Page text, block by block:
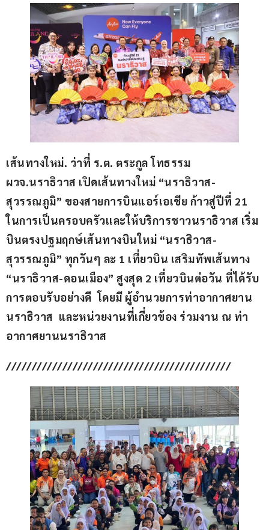
เส้นทางใหม่. ว่าที่ ร.ต. ตระกูล โทธรรม
ผวจ.นราธิวาส เปิดเส้นทางใหม่ “นราธิวาส-
สุวรรณภูมิ” ของสายการบินแอร์เอเชีย ก้าวสู่ปีที่ 21
ในการเป็นครอบครัวเเละให้บริการชาวนราธิวาส เริ่ม
บินตรงปฐมฤกษ์เส้นทางบินใหม่ “นราธิวาส-
สุวรรณภูมิ” ทุกวันๆ ละ 1 เที่ยวบิน เสริมทัพเส้นทาง
“นราธิวาส-ดอนเมือง” สูงสุด 2 เที่ยวบินต่อวัน ที่ได้รับ
การตอบรับอย่างดี  โดยมี ผู้อำนวยการท่าอากาศยาน
นราธิวาส  และหน่วยงานที่เกี่ยวข้อง ร่วมงาน ณ ท่า
อากาศยานนราธิวาส
////////////////////////////////////////////